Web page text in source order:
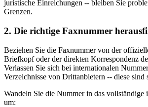
juristische Einreichungen -- bleiben Sie
Grenzen.
2. Die richtige Faxnummer
Beziehen Sie die Faxnummer von der
Briefkopf oder der direkten Korrespondenz
Verlassen Sie sich bei internationalen
Verzeichnisse von Drittanbietern -- diese sind
Wandeln Sie die Nummer in das vollständige
um: